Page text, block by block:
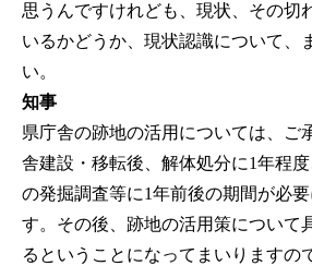
思うんですけれども、現状、その切
いるかどうか、現状認識について、
い。
知事
県庁舎の跡地の活用については、ご
舎建設・移転後、解体処分に1年程
の発掘調査等に1年前後の期間が必
す。その後、跡地の活用策について
るということになってまいりますの